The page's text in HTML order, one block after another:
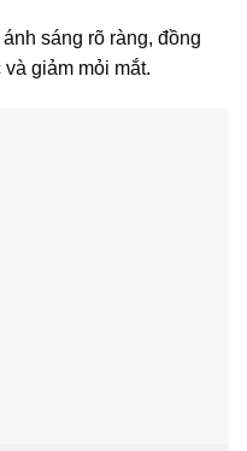
sáng rõ ràng, đồng
giảm mỏi mắt.